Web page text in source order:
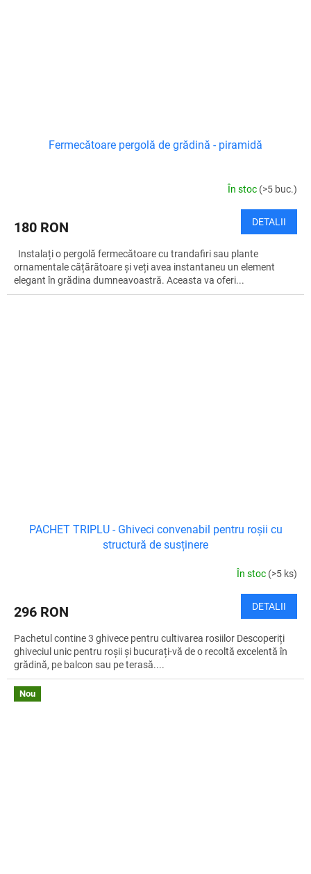
Fermecătoare pergolă de grădină - piramidă
În stoc (>5 buc.)
180 RON DETALII
Instalați o pergolă fermecătoare cu trandafiri sau plante
ornamentale cățărătoare și veți avea instantaneu un element
elegant în grădina dumneavoastră. Aceasta va oferi...
PACHET TRIPLU - Ghiveci convenabil pentru roșii cu
structură de susținere
În stoc (>5 ks)
296 RON DETALII
Pachetul contine 3 ghivece pentru cultivarea rosiilor Descoperiți
ghiveciul unic pentru roșii și bucurați-vă de o recoltă excelentă în
grădină, pe balcon sau pe terasă....
Nou